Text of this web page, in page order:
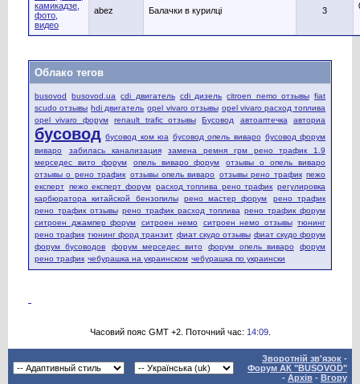
камикадзе,
фото,
видео
abez Балачки в курилці 3
Облако тегов
busovod busovod.ua cdi двигатель cdi дизель citroen nemo отзывы fiat
scudo отзывы hdi двигатель opel vivaro отзывы opel vivaro расход топлива
opel vivaro форум
renault trafic отзывы Бусовод автоаптечка авториа
бусовод бусовод ком юа бусовод опель виваро бусовод форум
виваро
забилась канализация
замена ремня грм рено трафик 1.9
мерседес вито форум
опель виваро форум
отзывы о опель виваро
отзывы о рено трафик отзывы опель виваро отзывы рено трафик пежо
експерт пежо експерт форум расход топлива рено трафик регулировка
карбюратора китайской бензопилы
рено мастер форум
рено трафик
рено трафик отзывы рено трафик расход топлива рено трафик форум
ситроен джампер форум
ситроен немо ситроен немо отзывы тюнинг
рено трафик тюнинг форд транзит фиат скудо отзывы фиат скудо форум
форум бусоводов
форум мерседес вито форум опель виваро
форум
рено трафик чебурашка на украинском чебурашка по украински
Часовий пояс GMT +2. Поточний час: 14:09.
Зворотній зв'язок -
Форум АК "BUSOVOD"
- Архів - Вгору